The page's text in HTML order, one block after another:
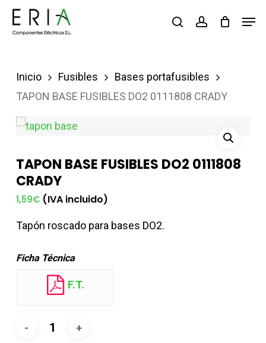
Saltar
buscaraccount
Inicio Fusibles
Bases portafusibles
TAPON BASE FUSIBLES DO2 0111808 CRADY
TAPON BASE FUSIBLES DO2 0111808
CRADY
1,59€ (IVA incluido)
Tapón roscado para bases DO2.
Ficha Técnica
F.T.